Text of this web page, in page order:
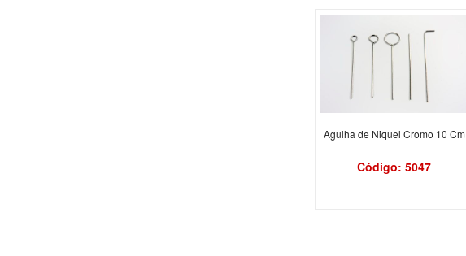
Agulha de Niquel Cromo 10 Cm
Código: 5047